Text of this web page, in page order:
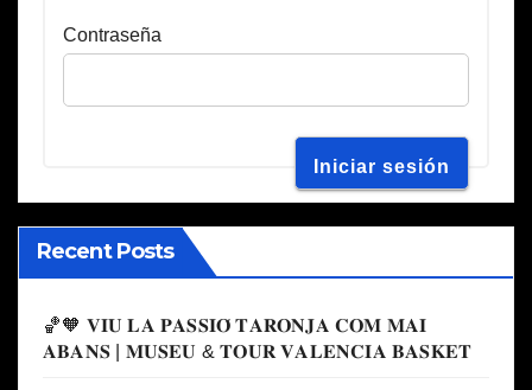
Contraseña
Recent Posts
🏀🧡 𝐕𝐈𝐔 𝐋𝐀 𝐏𝐀𝐒𝐒𝐈𝐎́ 𝐓𝐀𝐑𝐎𝐍𝐉𝐀 𝐂𝐎𝐌 𝐌𝐀𝐈
𝐀𝐁𝐀𝐍𝐒 | 𝐌𝐔𝐒𝐄𝐔 & 𝐓𝐎𝐔𝐑 𝐕𝐀𝐋𝐄𝐍𝐂𝐈𝐀 𝐁𝐀𝐒𝐊𝐄𝐓